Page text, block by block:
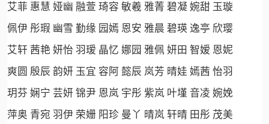
艾菲 惠慧 娅幽 融萱 琦容 敏羲 雅菁 碧凝 婉甜 玉璇
佩伊 彤瑕 幽雪 勤缘 园嫣 恩安 雅晨 碧瑛 逸亭 欣璎
艾轩 茜艳 妍怡 羽瑷 晶忆 娜园 雅佩 妍田 智嫒 恩妮
爽圆 殷辰 韵妍 玉宜 容阿 懿辰 岚芳 晴娃 嫣茜 怡羽
玥芬 娴宁 芸妍 锦尹 恩岚 宇彤 紫岚 叶墐 音凌 婉娩
萍奥 青宛 羽伊 荣姗 阳珍 曼丫 晴岚 轩晴 田彤 茂美